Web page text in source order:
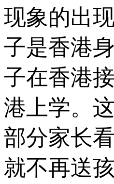
现象的出
子是香港
子在香港
港上学。
部分家长
就不再送